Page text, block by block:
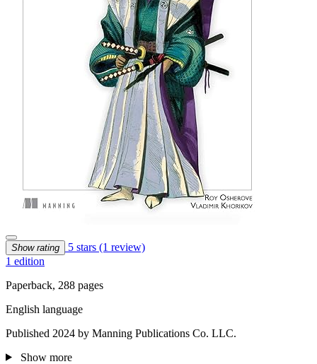
Show rating 5 stars (1 review)
1 edition
Paperback, 288 pages
English language
Published 2024 by Manning Publications Co. LLC.
Show more